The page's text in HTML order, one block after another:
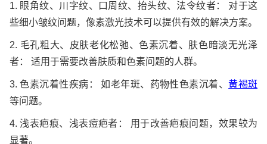
1. 眼角纹、川字纹、口周纹、抬头纹、法令纹者： 对于这
些细小皱纹问题，像素激光技术可以提供有效的解决方案。
2. 毛孔粗大、皮肤老化松弛、色素沉着、肤色暗淡无光泽
者： 适用于需要改善肤质和色素问题的人群。
3. 色素沉着性疾病： 如老年斑、药物性色素沉着、黄褐斑
等问题。
4. 浅表疤痕、浅表痘疤者： 用于改善疤痕问题，效果较为
显著。